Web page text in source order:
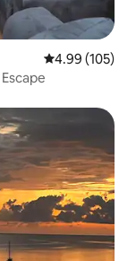
平均评分 4.99
4.99 (105)